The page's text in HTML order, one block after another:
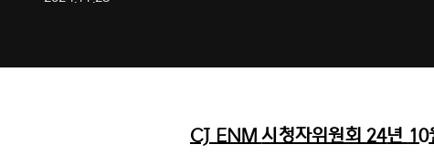
CJ ENM시청자위원회 24년 10